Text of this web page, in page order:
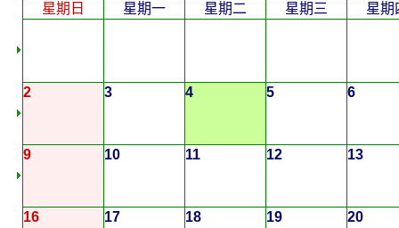
星期日 星期一 星期二 星期三 星期
2 3 4 5 6
9 10 11 12 13
16 17 18 19 20